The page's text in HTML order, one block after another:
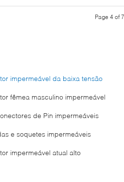
Page 4 of 7
impermeável da baixa tensão
fêmea masculino impermeável
de Pin impermeáveis
e soquetes impermeáveis
impermeável atual alto